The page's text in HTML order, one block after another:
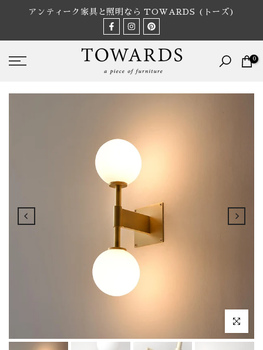
アンティーク家具と照明なら TOWARDS (トーズ)
0
拡大表示